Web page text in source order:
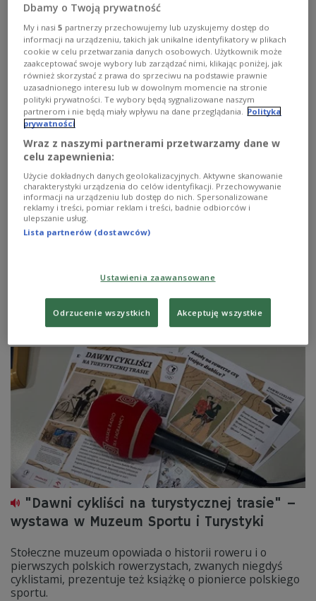
POLSKIE RADIO 24
Nieznana historia żydowskich
klubów sportowych. Wystawa w Muzeum
Sportu i Turystyki
Wystawa "SIŁA, TOŻSAMOŚĆ, WSPÓLNOTA. Żydowski
sport w Polsce międzywojennej (1918–1939)"
przybliża mało znany rozdział polskiej historii -
działalność żydowskich klubów sportowych, które
działały licznie w II Rzeczypospolitej. O wydarzeniu
Piotr Banasiak - kustosz Muzeum Sportu i Turystyki.
Zobacz więcej na temat:Polskie Radio Polskie Radio 24
Maja Kluczyńska Dwudziestolecie międzywojenne
Warszawa Żydzi
"Dawni cykliści na turystycznej trasie" –
wystawa w Muzeum Sportu i Turystyki
Stołeczne muzeum opowiada o historii roweru i o
pierwszych polskich rowerzystach, zwanych niegdyś
cyklistami, prezentuje też książkę o pionierce polskiego
sportu.
Dbamy o Twoją prywatność
My i nasi5 partnerzy przechowujemy lub uzyskujemy dostęp do
informacji na urządzeniu, takich jak unikalne identyfikatory w plikach
cookie w celu przetwarzania danych osobowych. Użytkownik może
zaakceptować swoje wybory lub zarządzać nimi, klikając poniżej, jak
również skorzystać z prawa do sprzeciwu na podstawie prawnie
uzasadnionego interesu lub w dowolnym momencie na stronie
polityki prywatności. Te wybory będą sygnalizowane naszym
partnerom i nie będą miały wpływu na dane przeglądania. Polityka
prywatności
Wraz z naszymi partnerami przetwarzamy dane w
celu zapewnienia:
Użycie dokładnych danych geolokalizacyjnych. Aktywne skanowanie
charakterystyki urządzenia do celów identyfikacji. Przechowywanie
informacji na urządzeniu lub dostęp do nich. Spersonalizowane
reklamy i treści, pomiar reklam i treści, badnie odbiorców i
ulepszanie usług.
Lista partnerów (dostawców)
Ustawienia zaawansowane
Odrzucenie wszystkich Akceptuję wszystkie